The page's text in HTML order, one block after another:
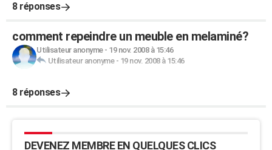
8 réponses
comment repeindre un meuble en melaminé?
Utilisateur anonyme- 19 nov. 2008 à 15:46
Utilisateur anonyme- 19 nov. 2008 à 15:46
8 réponses
DEVENEZ MEMBRE EN QUELQUES CLICS